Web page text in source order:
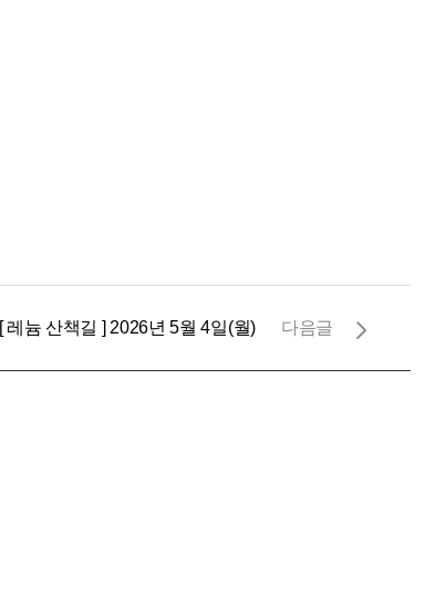
[ 레늄 산책길 ] 2026년 5월 4일(월)